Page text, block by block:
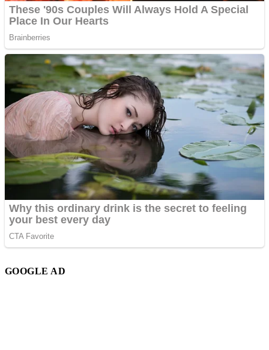
GOOGLE AD